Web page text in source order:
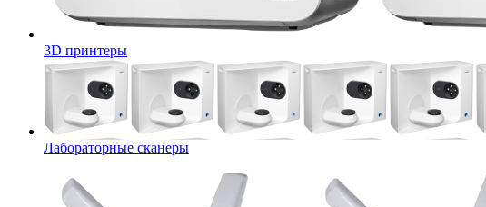
3D принтеры
Лабораторные сканеры